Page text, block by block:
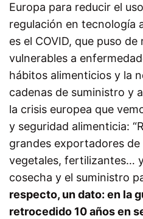
Europa para reducir el
regulación en tecnología
es el COVID, que puso
vulnerables a
hábitos alimenticios y la
cadenas de suministro y
la crisis europea que
y seguridad alimenticia:
grandes exportadores de
vegetales, fertilizantes…
cosecha y el suministro
respecto, un dato: en la
retrocedido 10 años en